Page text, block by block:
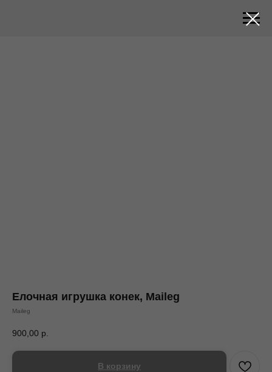
Елочная игрушка конек, Maileg
Maileg
900,00 р.
В корзину